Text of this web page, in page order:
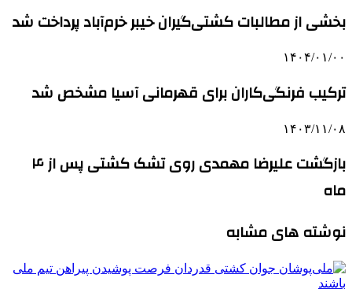
بخشی از مطالبات کشتی‌گیران خیبر خرم‌آباد پرداخت شد
۱۴۰۴/۰۱/۰۰
ترکیب فرنگی‌کاران برای قهرمانی آسیا مشخص شد
۱۴۰۳/۱۱/۰۸
بازگشت علیرضا مهمدی روی تشک کشتی پس از ۴
ماه
نوشته های مشابه